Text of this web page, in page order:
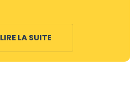
LIRE LA SUITE